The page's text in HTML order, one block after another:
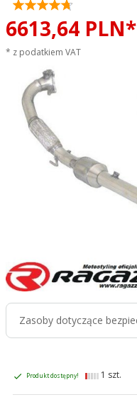
6613,64 PLN*
* z podatkiem VAT
Zasoby dotyczące
Produkt dostępny! 1 szt.